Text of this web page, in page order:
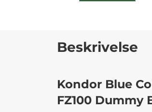
Beskrivelse
Kondor Blue
FZ100 Dummy